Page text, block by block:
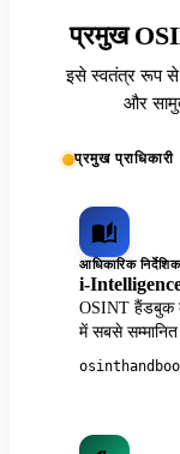
प्रमुख
इसे स्वतंत्र रूप से
और
प्रमुख प्राधिकारी
आधिकारिक
i-
OSINT हैंडबुक के
में सबसे